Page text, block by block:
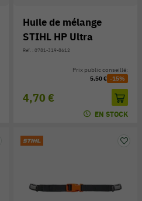
Huile de mélange
STIHL HP Ultra
Réf. : 0781-319-8612
4,70 €
Prix public conseillé:
5,50 € -15%
EN STOCK